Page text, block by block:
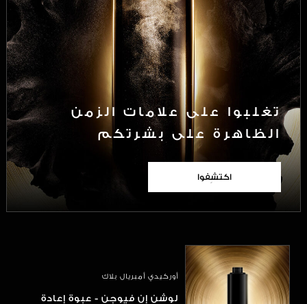
تغلبوا على علامات الزمن
الظاهرة على بشرتكم
اكتشِفوا
أوركيدي أمبريال بلاك
لوشن إن فيوجن - عبوة إعادة